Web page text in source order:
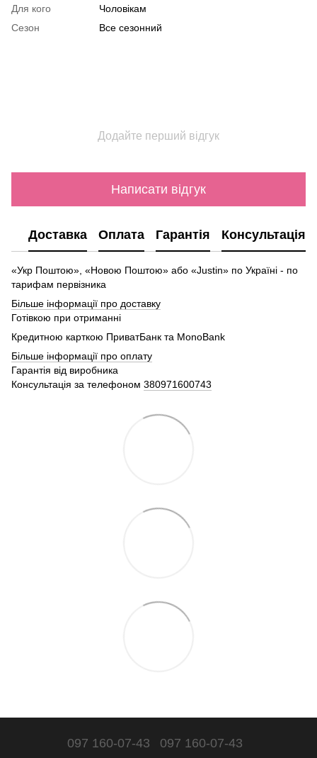
Для кого
Чоловікам
Сезон
Все сезонний
Додайте перший відгук
Написати відгук
Доставка Оплата Гарантія Консультація
«Укр Поштою», «Новою Поштою» або «Justin» по Україні - по
тарифам первізника
Більше інформації про доставку
Готівкою при отриманні
Кредитною карткою ПриватБанк та MonoBank
Більше інформації про оплату
Гарантія від виробника
Консультація за телефоном 380971600743
097 160-07-43 097 160-07-43